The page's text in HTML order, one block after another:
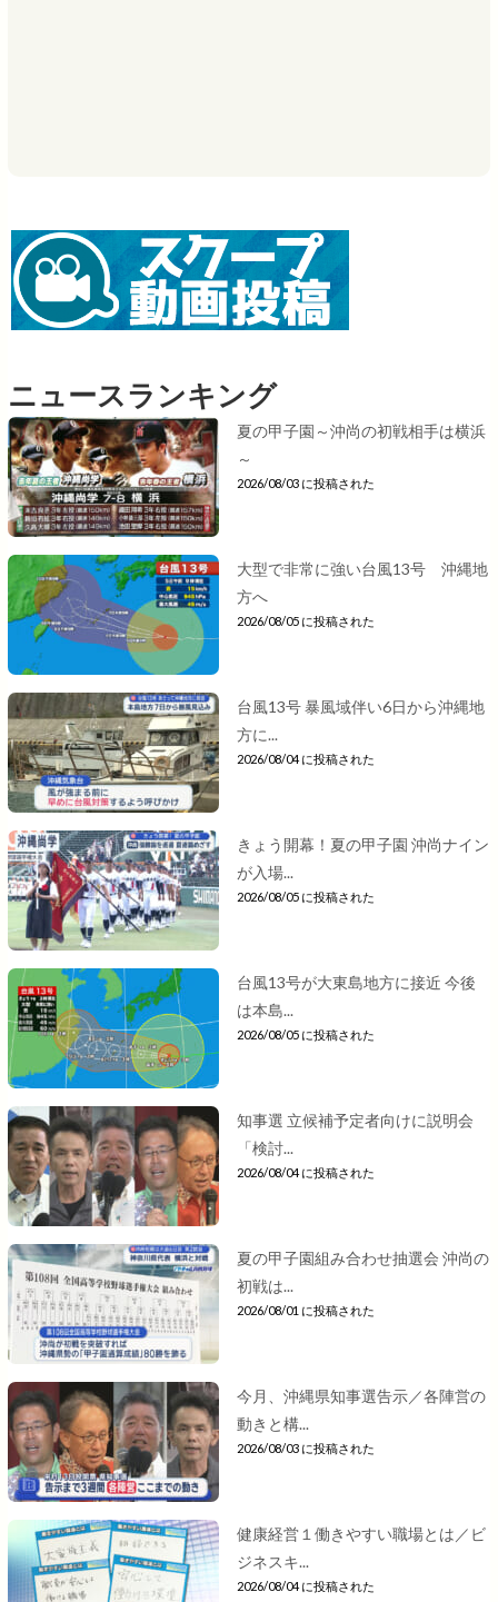
ニュースランキング
夏の甲子園～沖尚の初戦相手は横浜
～
2026/08/03 に投稿された
大型で非常に強い台風13号 沖縄地
方へ
2026/08/05 に投稿された
台風13号 暴風域伴い6日から沖縄地
方に...
2026/08/04 に投稿された
きょう開幕！夏の甲子園 沖尚ナイン
が入場...
2026/08/05 に投稿された
台風13号が大東島地方に接近 今後
は本島...
2026/08/05 に投稿された
知事選 立候補予定者向けに説明会
「検討...
2026/08/04 に投稿された
夏の甲子園組み合わせ抽選会 沖尚の
初戦は...
2026/08/01 に投稿された
今月、沖縄県知事選告示／各陣営の
動きと構...
2026/08/03 に投稿された
健康経営１働きやすい職場とは／ビ
ジネスキ...
2026/08/04 に投稿された